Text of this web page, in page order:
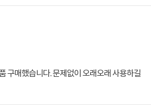
구매했습니다. 문제없이 오래오래 사용하길